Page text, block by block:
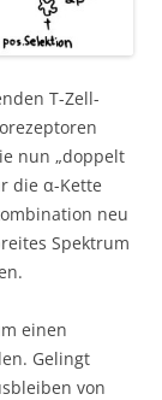
T-Zell-
nun „doppelt
die α-Kette
neu
Spektrum
einen
Gelingt
von